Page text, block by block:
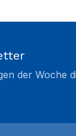
der Woche